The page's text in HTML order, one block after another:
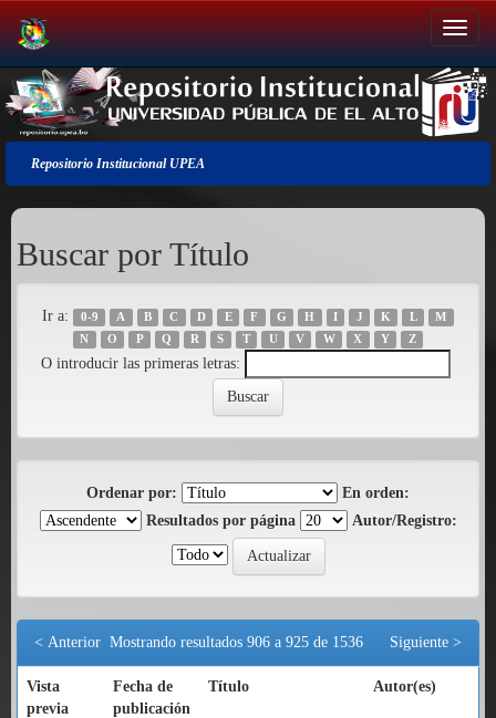
Salir
de
la
navegación
Repositorio Institucional UPEA
Buscar por Título
Ir a: 0-9 A B C D E F G H I J K L
M
N
O P Q R S T U V W X Y Z
O introducir las primeras letras:
Ordenar por:
En orden:
Resultados por página
Autor/Registro:
Mostrando resultados 906 a 925 de 1536
< Anterior Siguiente >
Vista
previa
Fecha de
publicación
Título Autor(es)